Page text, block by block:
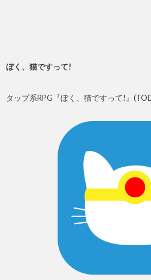
ぼく、猫ですって!
タップ系RPG『ぼく、猫ですって!』